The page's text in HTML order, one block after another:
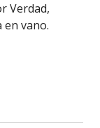
Verdad,
en vano.